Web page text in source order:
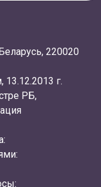
220020
г.
РБ,